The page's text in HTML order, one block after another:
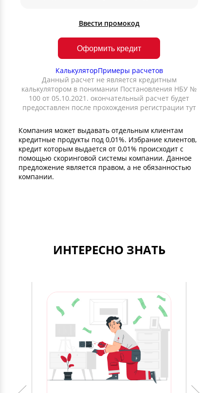
Ввести промокод
Оформить кредит
КалькуляторПримеры расчетов
Данный расчет не является кредитным
калькулятором в понимании Постановления НБУ №
100 от 05.10.2021. окончательный расчет будет
предоставлен после прохождения регистрации тут
Компания может выдавать отдельным клиентам
кредитные продукты под 0,01%. Избрание клиентов,
кредит которым выдается от 0,01% происходит с
помощью скоринговой системы компании. Данное
предложение является правом, а не обязанностью
компании.
ИНТЕРЕСНО ЗНАТЬ